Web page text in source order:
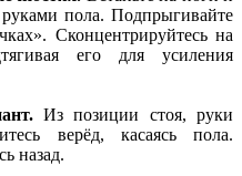
пола. Подпрыгивайте
Сконцентрируйтесь на
его для усиления
Из позиции стоя, руки
верёд, касаясь пола.
назад.